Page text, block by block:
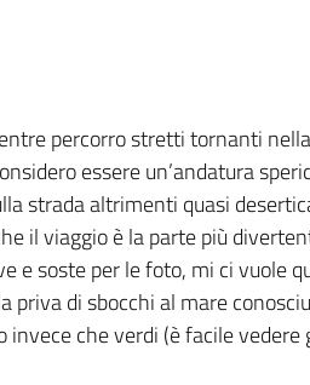
percorro stretti tornanti
essere un’andatura
strada altrimenti quasi
il viaggio è la parte più
soste per le foto, mi ci vuole
priva di sbocchi al mare
che verdi (è facile